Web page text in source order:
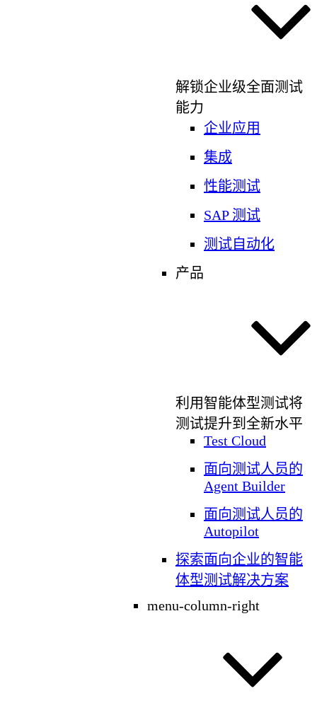
解锁企业级全面测试
能力
企业应用
集成
性能测试
SAP 测试
测试自动化
产品
利用智能体型测试将
测试提升到全新水平
Test Cloud
面向测试人员的
Agent Builder
面向测试人员的
Autopilot
探索面向企业的智能
体型测试解决方案
menu-column-right